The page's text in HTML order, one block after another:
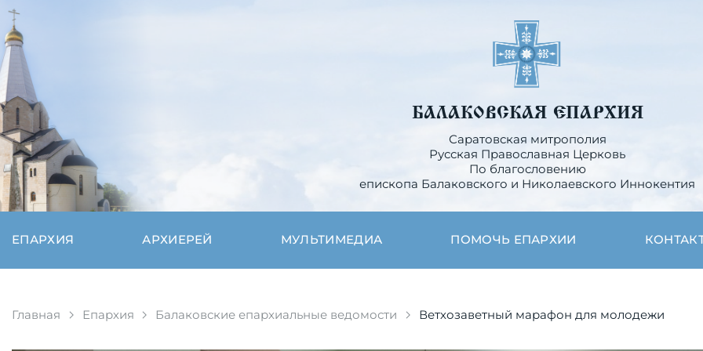
БАЛАКОВСКАЯ ЕПАРХИЯ
Саратовская митрополия
Русская Православная Церковь
По благословению
епископа Балаковского и Николаевского Иннокентия
ЕПАРХИЯ АРХИЕРЕЙ МУЛЬТИМЕДИА ПОМОЧЬ ЕПАРХИИ
Главная Епархия Балаковские епархиальные ведомости Ветхозаветный марафон для молодежи